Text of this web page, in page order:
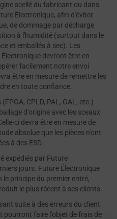
scellé du fabricant ou dans
Électronique, afin d'éviter
de dommage par décharge
à l'humidité (surtout dans le
et emballés à sec). Les
devront être en
facilement notre envoi
être en mesure de remettre les
en toute confiance.
CPLD, PAL, GAL, etc.)
d'origine avec les sceaux
ci devra être en mesure de
absolue que les pièces n'ont
à des ESD.
expédiés par Future
jours. Future Électronique
principe du premier entré,
le plus récent à ses clients.
suite à des erreurs du client
pourront faire l'objet de frais de